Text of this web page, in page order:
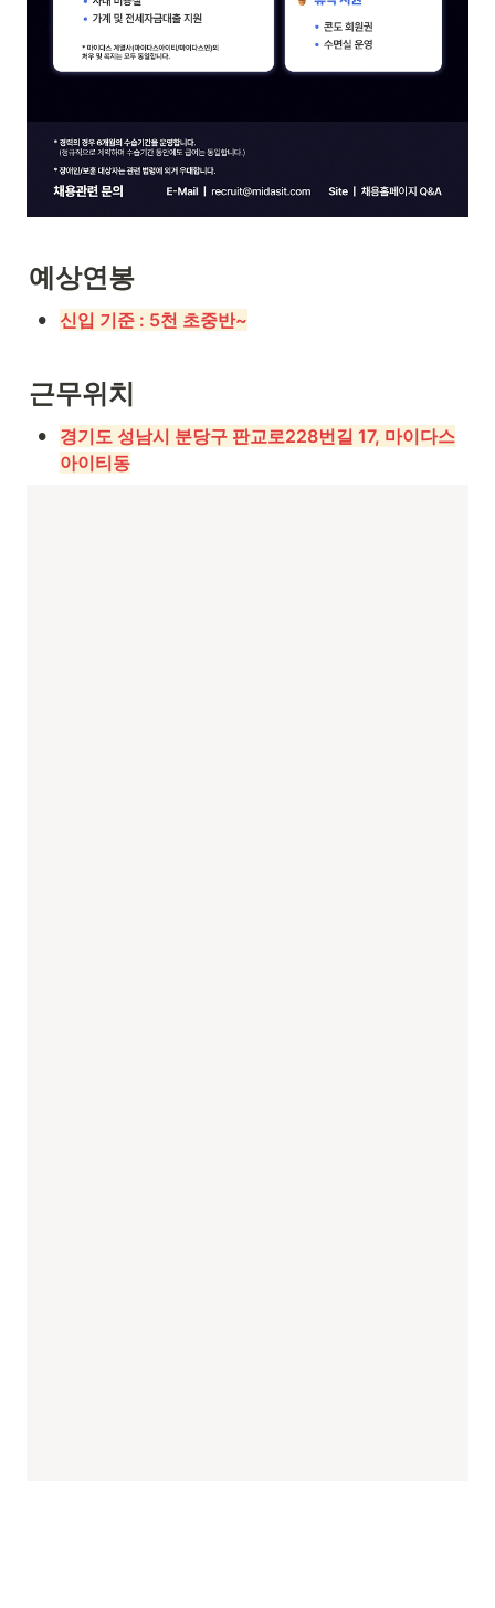
예상연봉
• 신입 기준 : 5천 초중반~
근무위치
•
경기도 성남시 분당구 판교로228번길 17, 마이다스
아이티동